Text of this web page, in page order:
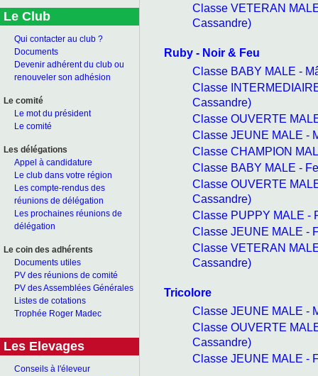
Le Club
Qui contacter au club ?
Documents
Devenir adhérent du club ou
renouveler son adhésion
Le comité
Le mot du président
Le comité
Les délégations
Appel à candidature
Le club dans votre région
Les compte-rendus des
réunions de délégation
Les prochaines réunions de
délégation
Le coin des adhérents
Documents utiles
PV des réunions de comité
PV des Assemblées Générales
Listes de cotations
Trophée Roger Madec
Les Elevages
Conseils à l'éleveur
Classe VETERAN
Cassandre)
Ruby - Noir & Feu
Classe BABY MALE -
Classe
Cassandre)
Classe OUVERTE
Classe JEUNE MALE -
Classe CHAMPION
Classe BABY MALE -
Classe OUVERTE
Cassandre)
Classe PUPPY MALE -
Classe JEUNE MALE -
Classe VETERAN
Cassandre)
Tricolore
Classe JEUNE MALE -
Classe OUVERTE
Cassandre)
Classe JEUNE MALE -